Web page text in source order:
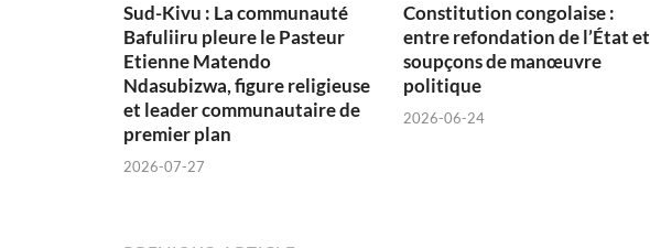
Sud-Kivu : La communauté
Bafuliiru pleure le Pasteur
Etienne Matendo
Ndasubizwa, figure religieuse
et leader communautaire de
premier plan
2026-07-27
Constitution congolaise :
entre refondation de l’État et
soupçons de manœuvre
politique
2026-06-24